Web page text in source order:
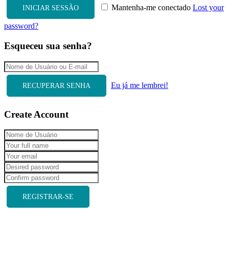
INICIAR SESSÃO Mantenha-me conectado Lost your
password?
Esqueceu sua senha?
RECUPERAR SENHA Eu já me lembrei!
Create Account
REGISTRAR-SE